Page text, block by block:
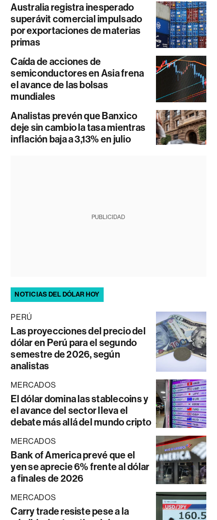
Australia registra inesperado
superávit comercial impulsado
por exportaciones de materias
primas
Caída de acciones de
semiconductores en Asia frena
el avance de las bolsas
mundiales
Analistas prevén que Banxico
deje sin cambio la tasa mientras
inflación baja a 3,13% en julio
PUBLICIDAD
NOTICIAS DEL DÓLAR HOY
PERÚ
Las proyecciones del precio del
dólar en Perú para el segundo
semestre de 2026, según
analistas
MERCADOS
El dólar domina las stablecoins y
el avance del sector lleva el
debate más allá del mundo cripto
MERCADOS
Bank of America prevé que el
yen se aprecie 6% frente al dólar
a finales de 2026
MERCADOS
Carry trade resiste pese a la